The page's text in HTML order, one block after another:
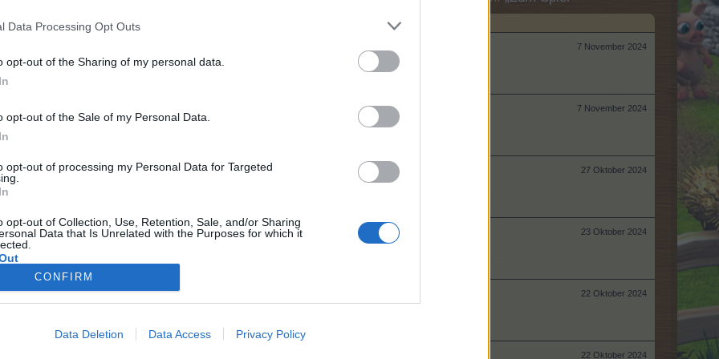
Data Processing Opt Outs
opt-out of the Sharing of my personal data.
opt-out of the Sale of my Personal Data.
opt-out of processing my Personal Data for Targeted
opt-out of Collection, Use, Retention, Sale, and/or Sharing
Data that Is Unrelated with the Purposes for which it
CONFIRM
Data Deletion Data Access Privacy Policy
7 November 2024
6.000
7 November 2024
27 Oktober 2024
23 Oktober 2024
22 Oktober 2024
22 Oktober 2024